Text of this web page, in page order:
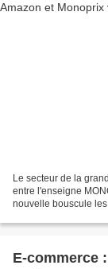
Le secteur de la
entre l'enseigne
nouvelle bouscule
E-commerce